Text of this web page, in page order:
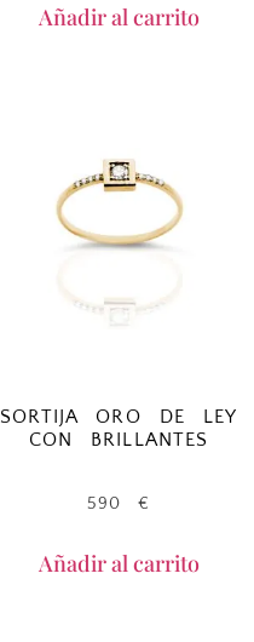
Añadir al carrito
SORTIJA ORO DE LEY
CON BRILLANTES
590€
Añadir al carrito